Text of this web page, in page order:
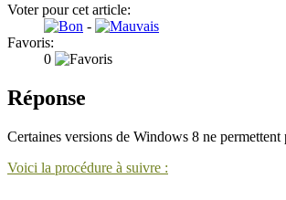
Voter pour cet article:
-
Favoris:
0
Réponse
Certaines versions de Windows 8 ne
Voici la procédure à suivre :